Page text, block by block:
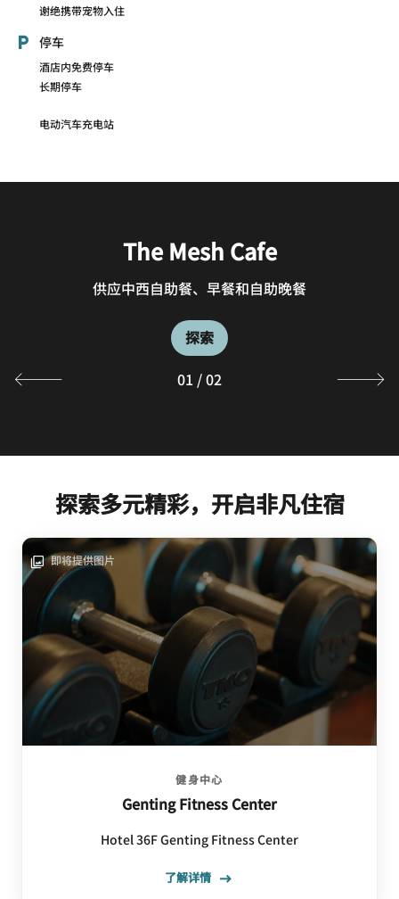
谢绝携带宠物入住
停车
酒店内免费停车
长期停车
电动汽车充电站
The Mesh Cafe
供应中西自助餐、早餐和自助晚餐
探索
The Mesh Bar
供应咖啡、茶饮、蛋糕、茶歇、啤酒、葡萄酒和鸡尾酒
探索
01 /02
探索多元精彩，开启非凡住宿
即将提供图片
健身中心
Genting Fitness Center
Hotel 36F Genting Fitness Center
了解详情